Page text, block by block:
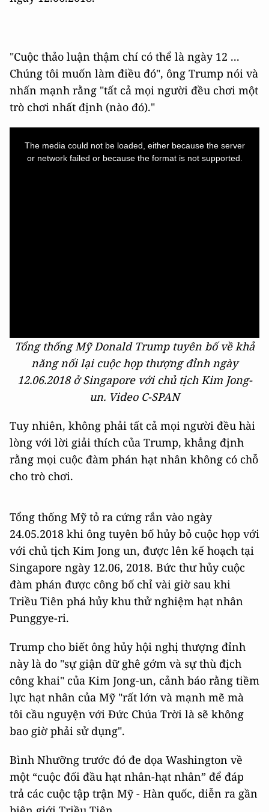
"Cuộc thảo luận thậm chí có thể là ngày 12 ...
Chúng tôi muốn làm điều đó", ông Trump nói và
nhấn mạnh rằng "tất cả mọi người đều chơi một
trò chơi nhất định (nào đó)."
The media could not be loaded, either because the server
or network failed or because the format is not supported.
Tổng thống Mỹ Donald Trump tuyên bố về khả
năng nối lại cuộc họp thượng đỉnh ngày
12.06.2018 ở Singapore với chủ tịch Kim Jong-
un. Video C-SPAN
Tuy nhiên, không phải tất cả mọi người đều hài
lòng với lời giải thích của Trump, khẳng định
rằng mọi cuộc đàm phán hạt nhân không có chỗ
cho trò chơi.
Tổng thống Mỹ tỏ ra cứng rắn vào ngày
24.05.2018 khi ông tuyên bố hủy bỏ cuộc họp với
với chủ tịch Kim Jong un, được lên kế hoạch tại
Singapore ngày 12.06, 2018. Bức thư hủy cuộc
đàm phán được công bố chỉ vài giờ sau khi
Triều Tiên phá hủy khu thử nghiệm hạt nhân
Punggye-ri.
Trump cho biết ông hủy hội nghị thượng đỉnh
này là do "sự giận dữ ghê gớm và sự thù địch
công khai" của Kim Jong-un, cảnh báo rằng tiềm
lực hạt nhân của Mỹ "rất lớn và mạnh mẽ mà
tôi cầu nguyện với Đức Chúa Trời là sẽ không
bao giờ phải sử dụng".
Bình Nhưỡng trước đó đe dọa Washington về
một “cuộc đối đầu hạt nhân-hạt nhân” để đáp
trả các cuộc tập trận Mỹ - Hàn quốc, diễn ra gần